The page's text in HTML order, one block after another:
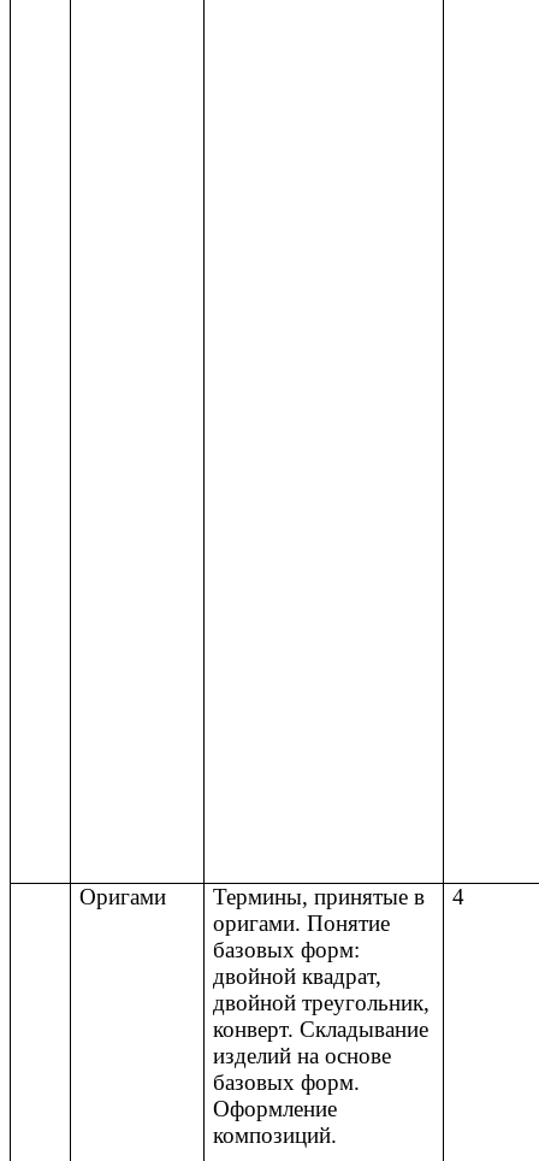
Оригами
Термины, принятые в
оригами. Понятие
базовых форм:
двойной квадрат,
двойной треугольник,
конверт. Складывание
изделий на основе
базовых форм.
Оформление
композиций.
4